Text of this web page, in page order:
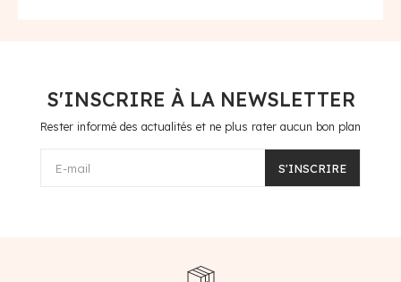
S'INSCRIRE À LA NEWSLETTER
Rester informé des actualités et ne plus rater aucun bon plan
E-mail S'INSCRIRE